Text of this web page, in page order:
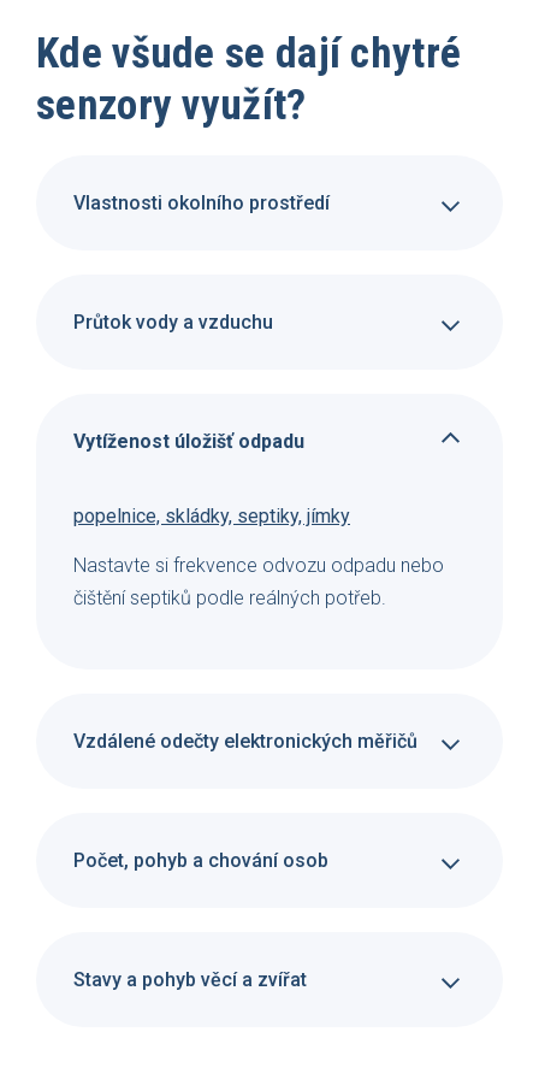
Kde všude se dají chytré
senzory využít?
Vlastnosti okolního prostředí
Průtok vody a vzduchu
Vytíženost úložišť odpadu
popelnice, skládky, septiky, jímky
Nastavte si frekvence odvozu odpadu nebo
čištění septiků podle reálných potřeb.
Vzdálené odečty elektronických měřičů
Počet, pohyb a chování osob
Stavy a pohyb věcí a zvířat